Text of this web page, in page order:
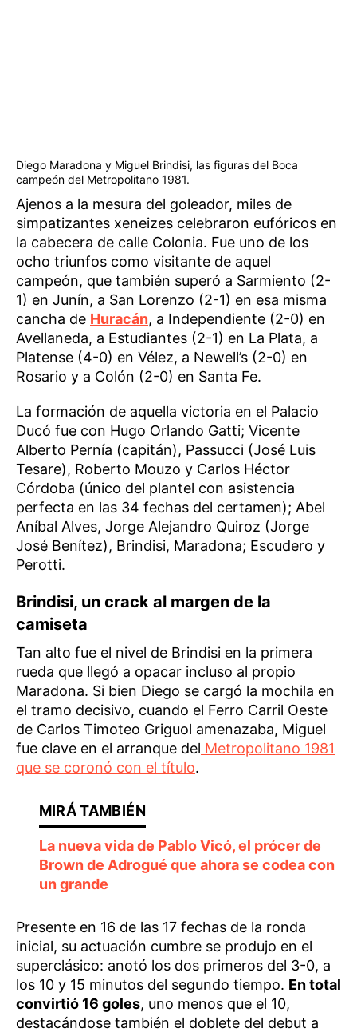
Diego Maradona y Miguel Brindisi, las figuras del Boca
campeón del Metropolitano 1981.
Ajenos a la mesura del goleador, miles de
simpatizantes xeneizes celebraron eufóricos en
la cabecera de calle Colonia. Fue uno de los
ocho triunfos como visitante de aquel
campeón, que también superó a Sarmiento (2-
1) en Junín, a San Lorenzo (2-1) en esa misma
cancha de Huracán, a Independiente (2-0) en
Avellaneda, a Estudiantes (2-1) en La Plata, a
Platense (4-0) en Vélez, a Newell’s (2-0) en
Rosario y a Colón (2-0) en Santa Fe.
La formación de aquella victoria en el Palacio
Ducó fue con Hugo Orlando Gatti; Vicente
Alberto Pernía (capitán), Passucci (José Luis
Tesare), Roberto Mouzo y Carlos Héctor
Córdoba (único del plantel con asistencia
perfecta en las 34 fechas del certamen); Abel
Aníbal Alves, Jorge Alejandro Quiroz (Jorge
José Benítez), Brindisi, Maradona; Escudero y
Perotti.
Brindisi, un crack al margen de la
camiseta
Tan alto fue el nivel de Brindisi en la primera
rueda que llegó a opacar incluso al propio
Maradona. Si bien Diego se cargó la mochila en
el tramo decisivo, cuando el Ferro Carril Oeste
de Carlos Timoteo Griguol amenazaba, Miguel
fue clave en el arranque del Metropolitano 1981
que se coronó con el título.
La nueva vida de Pablo Vicó, el prócer de
Brown de Adrogué que ahora se codea con
un grande
Presente en 16 de las 17 fechas de la ronda
inicial, su actuación cumbre se produjo en el
superclásico: anotó los dos primeros del 3-0, a
los 10 y 15 minutos del segundo tiempo. En total
convirtió 16 goles, uno menos que el 10,
destacándose también el doblete del debut a